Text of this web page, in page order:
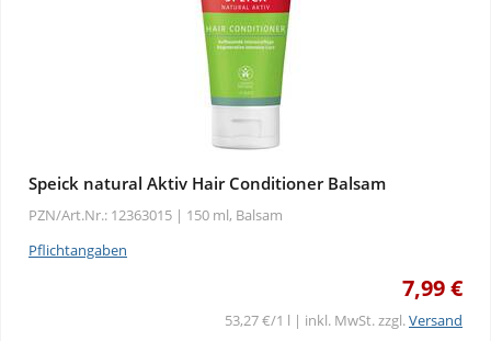
Speick natural Aktiv Hair Conditioner Balsam
PZN/Art.Nr.: 12363015 | 150 ml, Balsam
Pflichtangaben
7,99 €
53,27 €/1 l | inkl. MwSt. zzgl.Versand